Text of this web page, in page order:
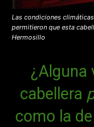
Las condiciones
permitieron que esta
Hermosillo
¿Alguna
cabellera
como la